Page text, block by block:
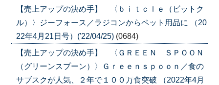
【売上アップの決め手】 〈ｂｉｔｃｌｅ（ビットク
ル）〉ジーフォース／ラジコンからペット用品に （20
22年4月21日号）('22/04/25) (0684)
【売上アップの決め手】 〈ＧＲＥＥＮ ＳＰＯＯＮ
（グリーンスプーン）〉Ｇｒｅｅｎｓｐｏｏｎ／食の
サブスクが人気、２年で１００万食突破 （2022年4月